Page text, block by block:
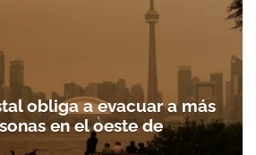
obliga a evacuar a más
en el oeste de